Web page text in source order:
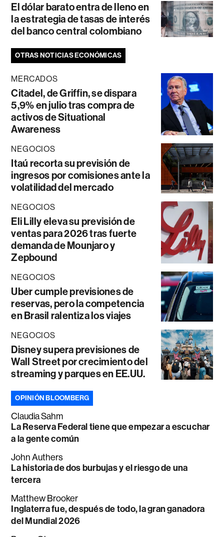
El dólar barato entra de lleno en
la estrategia de tasas de interés
del banco central colombiano
OTRAS NOTICIAS ECONÓMICAS
MERCADOS
Citadel, de Griffin, se dispara
5,9% en julio tras compra de
activos de Situational
Awareness
NEGOCIOS
Itaú recorta su previsión de
ingresos por comisiones ante la
volatilidad del mercado
NEGOCIOS
Eli Lilly eleva su previsión de
ventas para 2026 tras fuerte
demanda de Mounjaro y
Zepbound
NEGOCIOS
Uber cumple previsiones de
reservas, pero la competencia
en Brasil ralentiza los viajes
NEGOCIOS
Disney supera previsiones de
Wall Street por crecimiento del
streaming y parques en EE.UU.
OPINIÓN BLOOMBERG
Claudia Sahm
La Reserva Federal tiene que empezar a escuchar
a la gente común
John Authers
La historia de dos burbujas y el riesgo de una
tercera
Matthew Brooker
Inglaterra fue, después de todo, la gran ganadora
del Mundial 2026